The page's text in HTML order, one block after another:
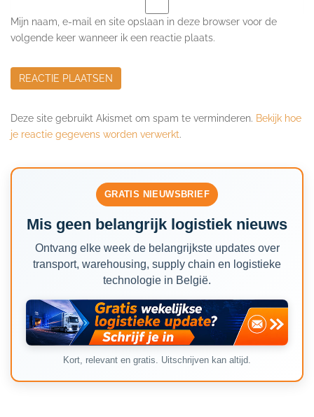
Mijn naam, e-mail en site opslaan in deze browser voor de
volgende keer wanneer ik een reactie plaats.
Deze site gebruikt Akismet om spam te verminderen. Bekijk hoe
je reactie gegevens worden verwerkt.
GRATIS NIEUWSBRIEF
Mis geen belangrijk logistiek nieuws
Ontvang elke week de belangrijkste updates over
transport, warehousing, supply chain en logistieke
technologie in België.
Kort, relevant en gratis. Uitschrijven kan altijd.